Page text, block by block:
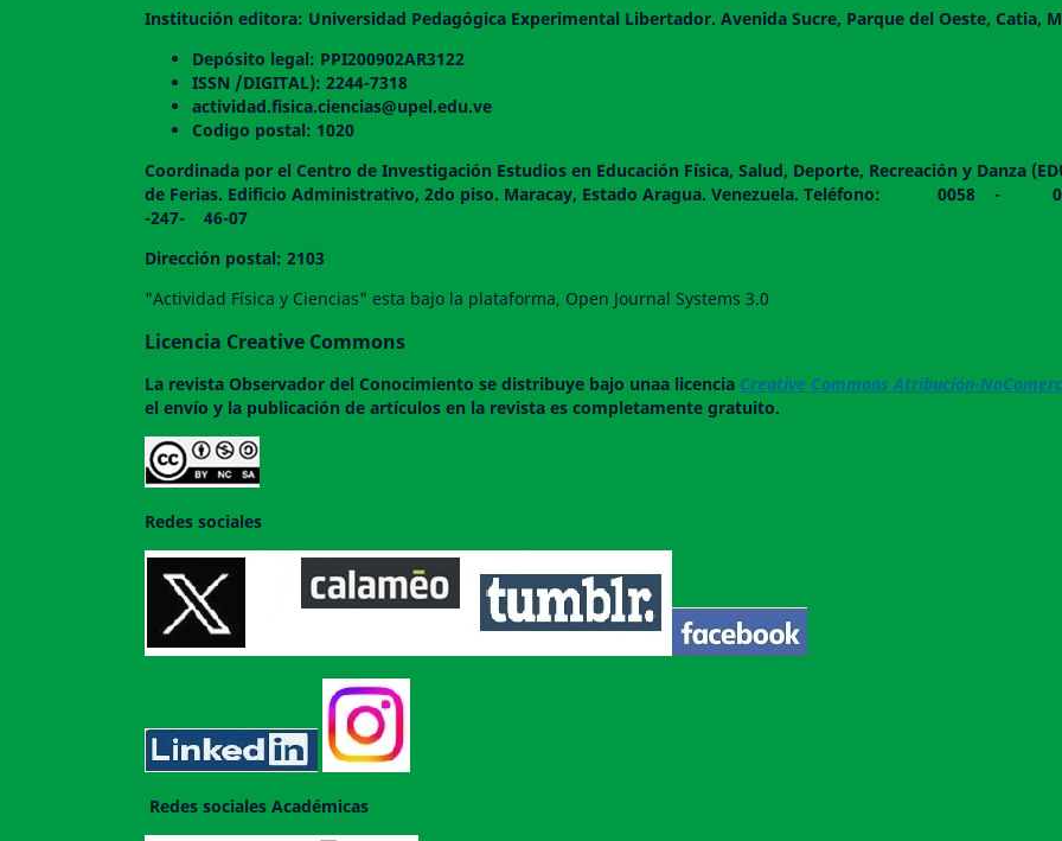
Institución editora: Universidad Pedagógica Experimental Libertador. Avenida Sucre, Parque del Oeste, Catia,
Depósito legal: PPI200902AR3122
ISSN /DIGITAL): 2244-7318
actividad.fisica.ciencias@upel.edu.ve
Codigo postal: 1020
Coordinada por el Centro de Investigación Estudios en Educación Física, Salud, Deporte, Recreación y Danza
de Ferias. Edificio Administrativo, 2do piso. Maracay, Estado Aragua. Venezuela. Teléfono:
-247- 46-07
Dirección postal: 2103
"Actividad Física y Ciencias" esta bajo la plataforma, Open Journal Systems 3.0
Licencia Creative Commons
La revista Observador del Conocimiento se distribuye bajo unaa licencia Creative Commons Atribución-
el envío y la publicación de artículos en la revista es completamente gratuito.
Redes sociales
Redes sociales Académicas